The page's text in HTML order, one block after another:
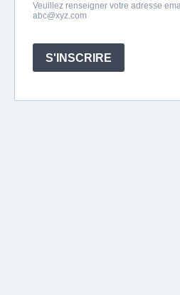
Veuillez renseigner votre adresse
abc@xyz.com
S'INSCRIRE